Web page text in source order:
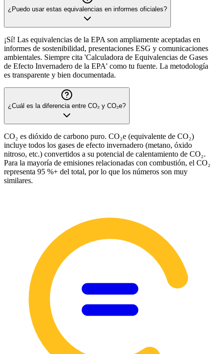
¿Puedo usar estas equivalencias en informes oficiales?
¡Sí! Las equivalencias de la EPA son ampliamente aceptadas en
informes de sostenibilidad, presentaciones ESG y comunicaciones
ambientales. Siempre cita 'Calculadora de Equivalencias de Gases
de Efecto Invernadero de la EPA' como tu fuente. La metodología
es transparente y bien documentada.
¿Cuál es la diferencia entre CO₂ y CO₂e?
CO₂ es dióxido de carbono puro. CO₂e (equivalente de CO₂)
incluye todos los gases de efecto invernadero (metano, óxido
nitroso, etc.) convertidos a su potencial de calentamiento de CO₂.
Para la mayoría de emisiones relacionadas con combustión, el CO₂
representa 95 %+ del total, por lo que los números son muy
similares.